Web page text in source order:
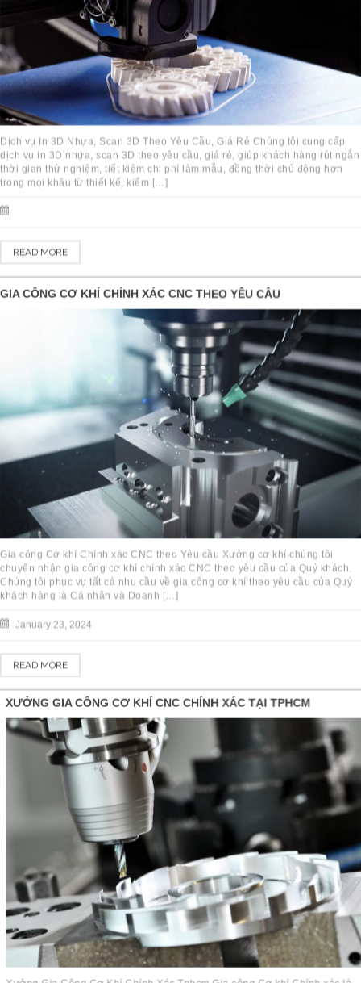
Dịch vụ In 3D Nhựa, Scan 3D Theo Yêu Cầu, Giá Rẻ Chúng tôi cung cấp
dịch vụ in 3D nhựa, scan 3D theo yêu cầu, giá rẻ, giúp khách hàng rút ngắn
thời gian thử nghiệm, tiết kiệm chi phí làm mẫu, đồng thời chủ động hơn
trong mọi khâu từ thiết kế, kiểm […]
GIA CÔNG CƠ KHÍ CHÍNH XÁC CNC THEO YÊU CẦU
Gia công Cơ khí Chính xác CNC theo Yêu cầu Xưởng cơ khí chúng tôi
chuyên nhận gia công cơ khí chính xác CNC theo yêu cầu của Quý khách.
Chúng tôi phục vụ tất cả nhu cầu về gia công cơ khí theo yêu cầu của Quý
khách hàng là Cá nhân và Doanh […]
XƯỞNG GIA CÔNG CƠ KHÍ CNC CHÍNH XÁC TẠI TPHCM
Xưởng Gia Công Cơ Khí Chính Xác Tphcm Gia công Cơ khí Chính xác là